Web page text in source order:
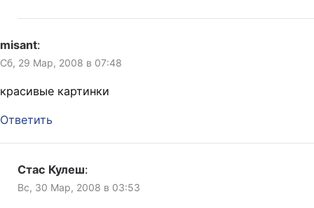
misant:
Сб, 29 Мар, 2008 в 07:48
красивые картинки
Ответить
Стас Кулеш:
Вс, 30 Мар, 2008 в 03:53